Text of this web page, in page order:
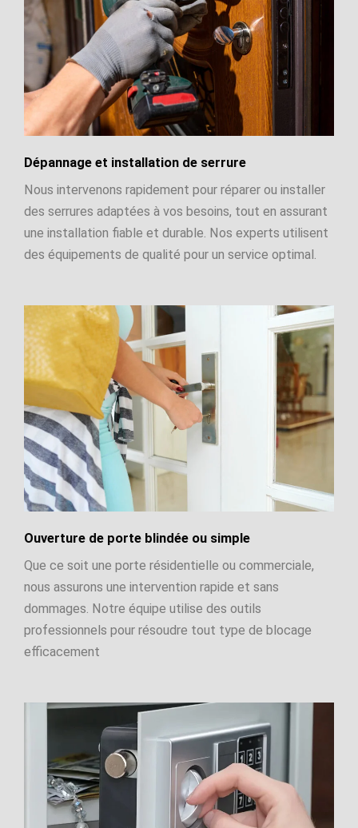
Dépannage et installation de serrure
Nous intervenons rapidement pour réparer ou installer
des serrures adaptées à vos besoins, tout en assurant
une installation fiable et durable. Nos experts utilisent
des équipements de qualité pour un service optimal.
Ouverture de porte blindée ou simple
Que ce soit une porte résidentielle ou commerciale,
nous assurons une intervention rapide et sans
dommages. Notre équipe utilise des outils
professionnels pour résoudre tout type de blocage
efficacement